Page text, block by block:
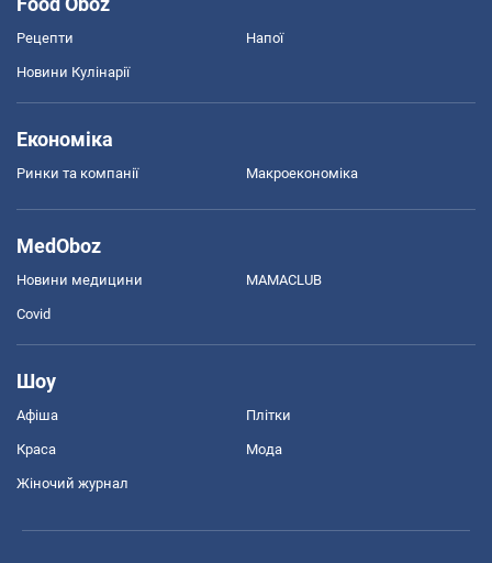
Рецепти Напої
Новини Кулінарії
Економіка
Ринки та компанії Макроекономіка
MedOboz
Новини медицини MAMACLUB
Covid
Шоу
Афіша Плітки
Краса Мода
Жіночий журнал